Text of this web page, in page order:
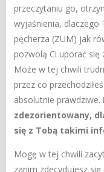
przeczytaniu go,
wyjaśnienia, dlaczego
pęcherza (ZUM) jak
pozwolą Ci uporać
Może w tej chwili
przez co
absolutnie prawdziwe.
zdezorientowany,
się z Tobą takimi
Mogę w tej chwili
zanim zdecydujesz